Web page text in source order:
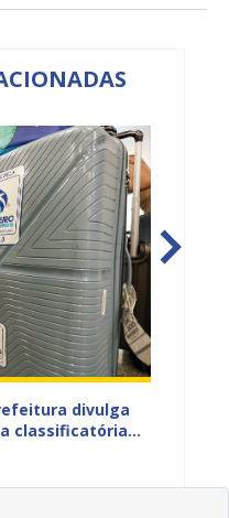
divulga
classificatória